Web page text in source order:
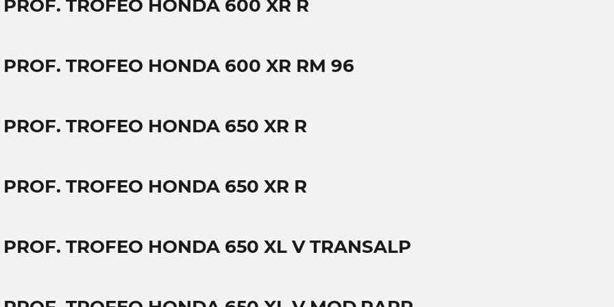
PROF. TROFEO HONDA 600 XR R
PROF. TROFEO HONDA 600 XR RM 96
TROFEO HONDA 650 XR R
TROFEO HONDA 650 XR R
PROF. TROFEO HONDA 650 XL V TRANSALP